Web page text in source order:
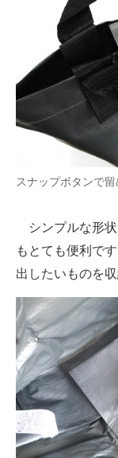
スナップボタンで
シンプルな形状
もとても便利で
出したいものを収